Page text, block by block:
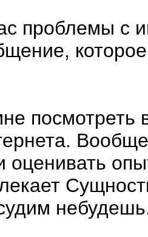
проблемы с
посмотреть
оценивать